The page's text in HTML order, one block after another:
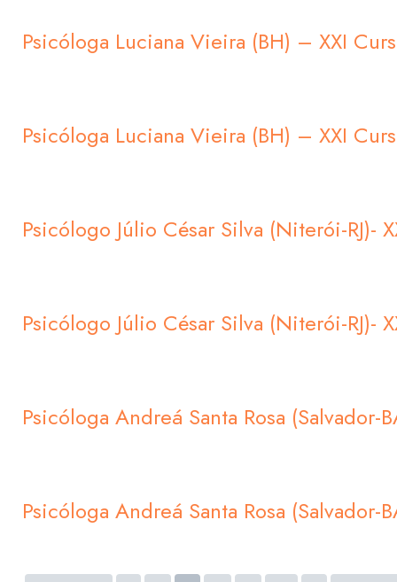
Psicóloga Luciana Vieira (BH) – XXI
Psicóloga Luciana Vieira (BH) – XXI
Psicólogo Júlio César Silva (Niterói-RJ)-
Psicólogo Júlio César Silva (Niterói-RJ)-
Psicóloga Andreá Santa Rosa
Psicóloga Andreá Santa Rosa